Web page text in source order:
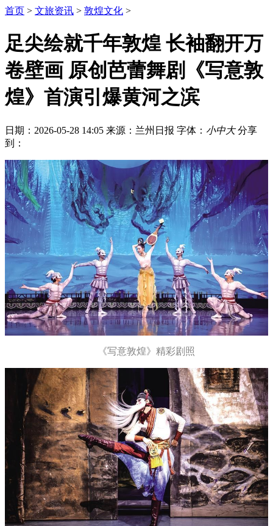
首页 > 文旅资讯 > 敦煌文化 >
足尖绘就千年敦煌 长袖翻开万
卷壁画 原创芭蕾舞剧《写意敦
煌》首演引爆黄河之滨
日期：2026-05-28 14:05 来源：兰州日报 字体： 小中大 分享
到：
《写意敦煌》精彩剧照